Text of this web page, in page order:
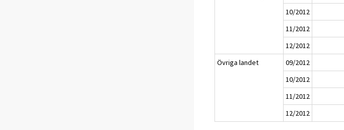
10/2012
11/2012
12/2012
Övriga landet
09/2012
10/2012
11/2012
12/2012